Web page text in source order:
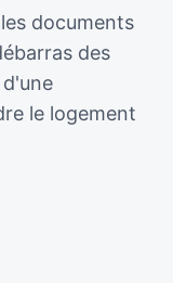
documents
des
le logement